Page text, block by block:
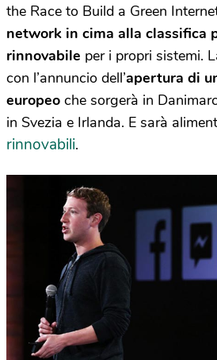
the Race to Build a Green
network in cima alla classifica
rinnovabile per i propri sistemi.
con l’annuncio dell’apertura di
europeo che sorgerà in
in Svezia e Irlanda. E sarà
rinnovabili.